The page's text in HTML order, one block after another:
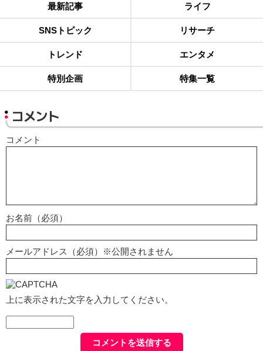
最新記事 ライフ
SNSトピック リサーチ
トレンド エンタメ
特別企画 特集一覧
コメント
コメント
お名前（必須）
メールアドレス（必須）※公開されません
上に表示された文字を入力してください。